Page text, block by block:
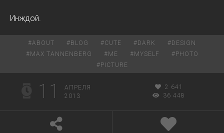
Инждой.
#ABOUT # BLOG #CUTE # DARK # DESIGN
# MAX TANNENBERG # ME # MYSELF # PHOTO
# PICTURE
11
АПРЕЛЯ
2013
2 641
36 448